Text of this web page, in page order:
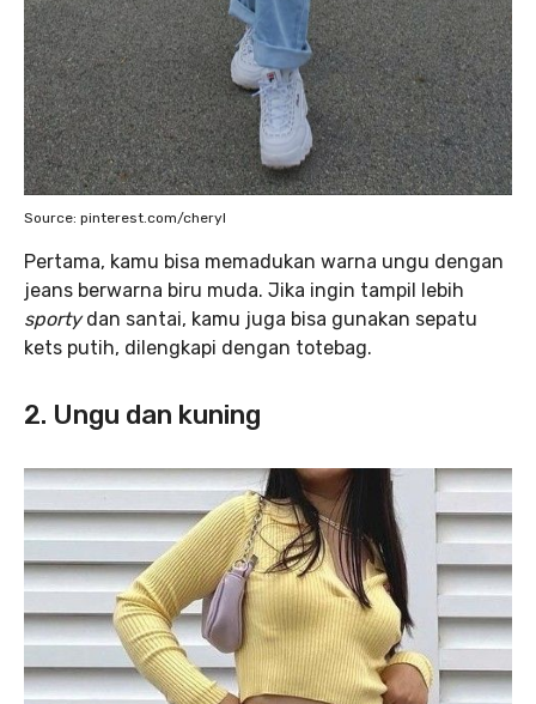
Source: pinterest.com/cheryl
Pertama, kamu bisa memadukan warna ungu dengan
jeans berwarna biru muda. Jika ingin tampil lebih
sportydan santai, kamu juga bisa gunakan sepatu
kets putih, dilengkapi dengan totebag.
2. Ungu dan kuning